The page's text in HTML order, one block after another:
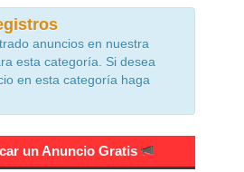
anuncios en nuestra
esta categoría. Si desea
en esta categoría haga
un Anuncio Gratis